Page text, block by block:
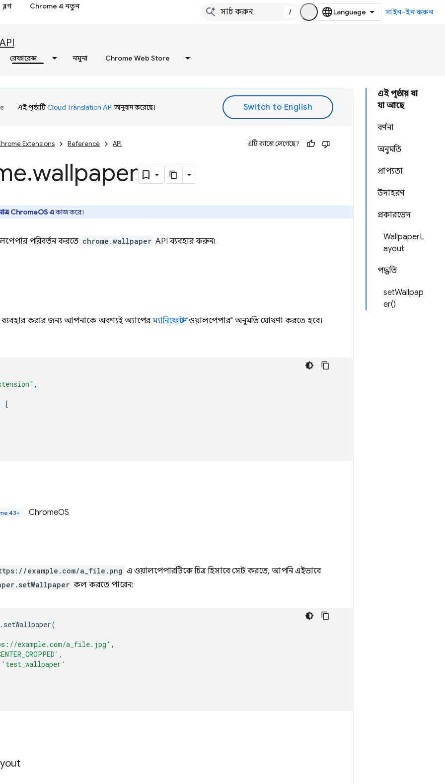
ব্লগ Chrome এ নতুন
/ সাইন-ইন করুন
API
রেফারেন্স নমুনা Chrome Web Store
এই পৃষ্ঠায় যা
যা আছে
বর্ণনা
অনুমতি
প্রাপ্যতা
উদাহরণ
প্রকারভেদ
WallpaperL
ayout
পদ্ধতি
setWallpap
er()
এই পৃষ্ঠাটিCloud Translation APIঅনুবাদ করেছে।
Extensions Reference API এটি কাজে লেগেছে?
.wallpaper
ChromeOS একাজ করে।
পরিবর্তন করতে chrome.wallpaper API ব্যবহার করুন৷
করার জন্য আপনাকে অবশ্যই অ্যাপেরম্যানিফেস্টে"ওয়ালপেপার" অনুমতি ঘোষণা করতে হবে।
,
[
43+ ChromeOS
example.com/a_file.png এ ওয়ালপেপারটিকে চিত্র হিসাবে সেট করতে, আপনি এইভাবে
কল করতে পারেন:
. setWallpaper(
example.com/a_file.jpg' ,
,
'test_wallpaper'